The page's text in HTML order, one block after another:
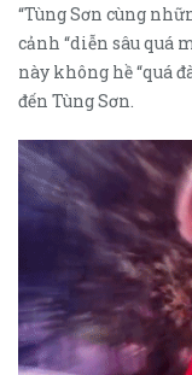
“Tùng Sơn cùng
cảnh “diễn sâu quá
này không hề “quá
đến Tùng Sơn.